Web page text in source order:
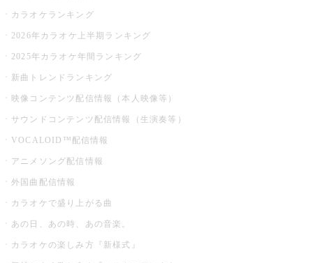
カラオケランキング
2026年カラオケ上半期ランキング
2025年カラオケ年間ランキング
新曲トレンドランキング
映像コンテンツ配信情報（本人映像等）
サウンドコンテンツ配信情報（生演奏等）
VOCALOID™配信情報
アニメソング配信情報
外国曲配信情報
カラオケで盛り上がる曲
あの日、あの時、あの音楽。
カラオケの楽しみ方『新様式』